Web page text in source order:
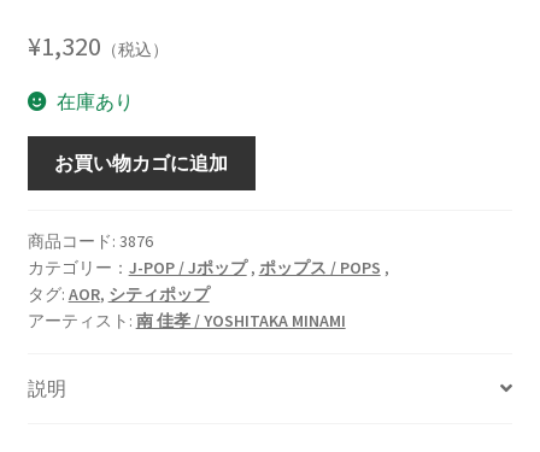
¥1,320 （税込）
在庫あり
ス
ロ
ー・
ダ
ス
お買い物カゴに追加
商品コード: 3876
カテゴリー： J-POP / Jポップ, ポップス / POPS ,
タグ: AOR, シティポップ
アーティスト: 南 佳孝 / YOSHITAKA MINAMI
説明